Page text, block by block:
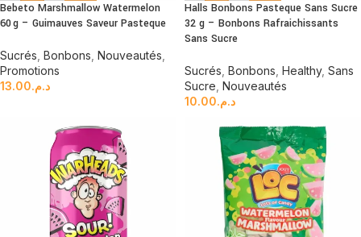
Bebeto Marshmallow Watermelon
60 g – Guimauves Saveur Pasteque
Sucrés Bonbons Nouveautés
Promotions
د.م.13.00
Halls Bonbons Pasteque Sans Sucre
32 g – Bonbons Rafraichissants
Sans Sucre
Sucrés Bonbons Healthy, Sans
Sucre Nouveautés
د.م.10.00